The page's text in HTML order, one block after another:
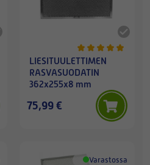
LIESITUULETTIMEN
RASVASUODATIN
362x255x8 mm
75,99 €
Varastossa